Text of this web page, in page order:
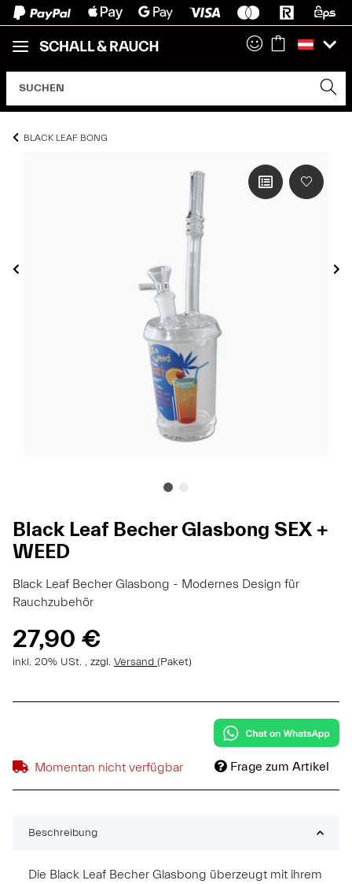
BLACK LEAF BONG
Black Leaf Becher Glasbong SEX +
WEED
Black Leaf Becher Glasbong - Modernes Design für
Rauchzubehör
27,90 €
inkl. 20% USt. , zzgl. Versand (Paket)
Momentan nicht verfügbar Frage zum Artikel
Beschreibung
Die Black Leaf Becher Glasbong überzeugt mit ihrem